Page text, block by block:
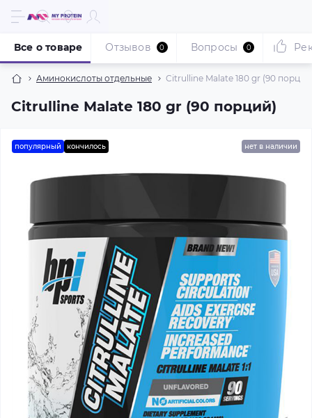
Аминокислоты отдельные Citrulline Malate 180 gr (90
Citrulline Malate 180 gr (90 порций)
Все о товаре Отзывов 0 Вопросы 0
популярный кончилось нет в наличии